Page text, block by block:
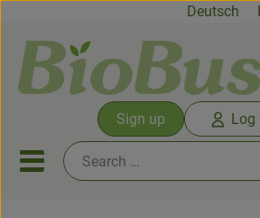
Deutsch
Sign up Log
Open or close